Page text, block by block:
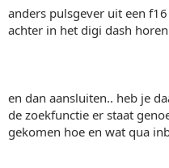
anders pulsgever uit een
achter in het digi dash
en dan aansluiten.. heb je
de zoekfunctie er staat
gekomen hoe en wat qua